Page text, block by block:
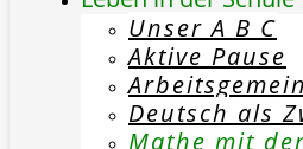
Unser A B C
Aktive Pause
Deutsch als
Mathe mit